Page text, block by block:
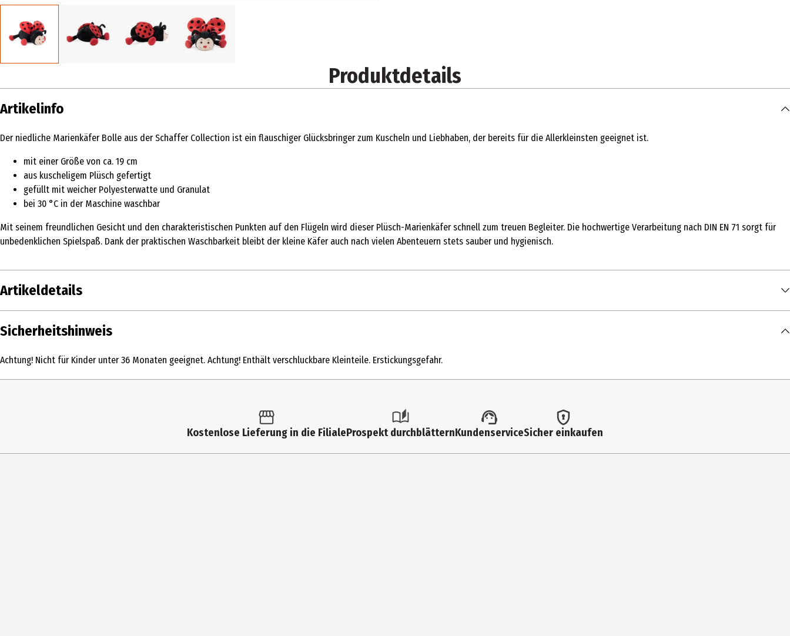
Produktdetails
Artikelinfo
Der niedliche Marienkäfer Bolle aus der Schaffer Collection ist ein flauschiger Glücksbringer zum Kuscheln und Liebhaben, der bereits für die Allerkleinsten geeignet ist.
mit einer Größe von ca. 19 cm
aus kuscheligem Plüsch gefertigt
gefüllt mit weicher Polyesterwatte und Granulat
bei 30 °C in der Maschine waschbar
Mit seinem freundlichen Gesicht und den charakteristischen Punkten auf den Flügeln wird dieser Plüsch-Marienkäfer schnell zum treuen Begleiter. Die hochwertige Verarbeitung nach DIN EN 71 sorgt für
unbedenklichen Spielspaß. Dank der praktischen Waschbarkeit bleibt der kleine Käfer auch nach vielen Abenteuern stets sauber und hygienisch.
Artikeldetails
Inhalt
Kindergartenkinder|Grundschüler|Säuglinge
Sicherheitshinweis
Achtung! Nicht für Kinder unter 36 Monaten geeignet. Achtung! Enthält verschluckbare Kleinteile. Erstickungsgefahr.
Kostenlose Lieferung in die FilialeProspekt durchblätternKundenserviceSicher einkaufen